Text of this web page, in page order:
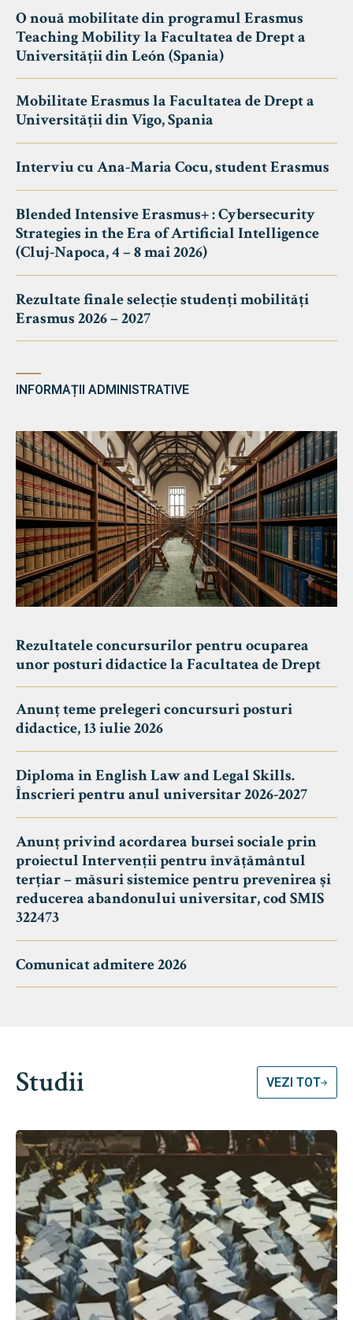
O nouă mobilitate din programul Erasmus
Teaching Mobility la Facultatea de Drept a
Universității din León (Spania)
Mobilitate Erasmus la Facultatea de Drept a
Universității din Vigo, Spania
Interviu cu Ana-Maria Cocu, student Erasmus
Blended Intensive Erasmus+ : Cybersecurity
Strategies in the Era of Artificial Intelligence
(Cluj-Napoca, 4 – 8 mai 2026)
Rezultate finale selecție studenți mobilități
Erasmus 2026 – 2027
INFORMAȚII ADMINISTRATIVE
Rezultatele concursurilor pentru ocuparea
unor posturi didactice la Facultatea de Drept
Anunț teme prelegeri concursuri posturi
didactice, 13 iulie 2026
Diploma in English Law and Legal Skills.
Înscrieri pentru anul universitar 2026-2027
Anunț privind acordarea bursei sociale prin
proiectul Intervenții pentru învățământul
terțiar – măsuri sistemice pentru prevenirea și
reducerea abandonului universitar, cod SMIS
322473
Comunicat admitere 2026
Studii VEZI TOT